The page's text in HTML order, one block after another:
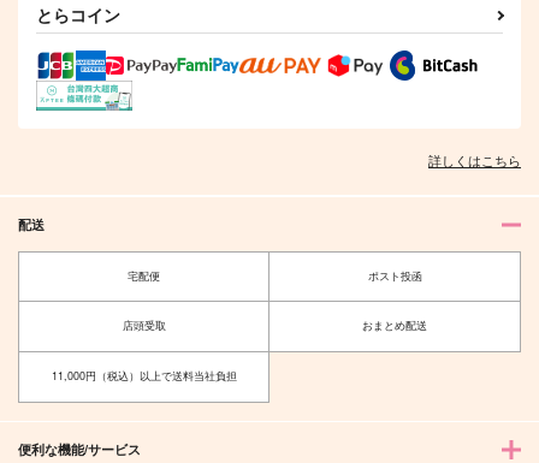
2,357円（税込）
サンプル サンプル
原材料名を愛と云う
とらコイン
詳しくはこちら
配送
宅配便 ポスト投函
店頭受取 おまとめ配送
11,000円（税込）以上で送料当社負担
便利な機能/サービス